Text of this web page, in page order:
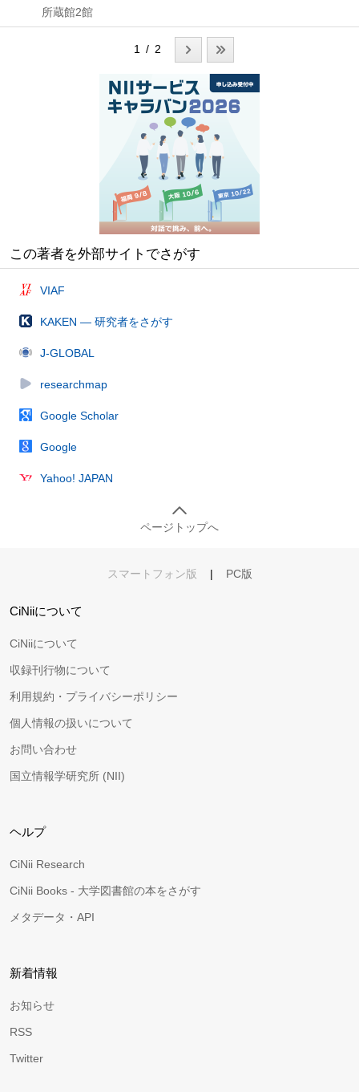
所蔵館2館
1 / 2
この著者を外部サイトでさがす
VIAF
KAKEN — 研究者をさがす
J-GLOBAL
researchmap
Google Scholar
Google
Yahoo! JAPAN
ページトップへ
スマートフォン版 | PC版
CiNiiについて
CiNiiについて
収録刊行物について
利用規約・プライバシーポリシー
個人情報の扱いについて
お問い合わせ
国立情報学研究所 (NII)
ヘルプ
CiNii Research
CiNii Books - 大学図書館の本をさがす
メタデータ・API
新着情報
お知らせ
RSS
Twitter